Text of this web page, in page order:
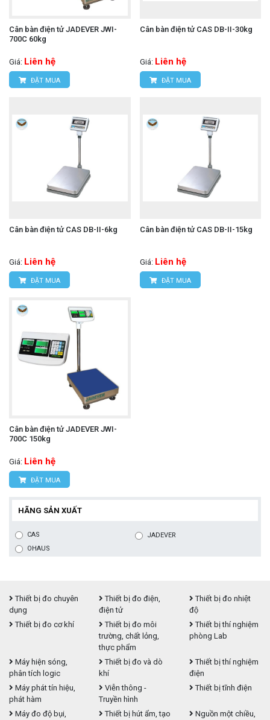
Cân bàn điện tử JADEVER JWI-
700C 60kg
Giá: Liên hệ
ĐẶT MUA
Cân bàn điện tử CAS DB-II-30kg
Giá: Liên hệ
ĐẶT MUA
Cân bàn điện tử CAS DB-II-6kg
Giá: Liên hệ
ĐẶT MUA
Cân bàn điện tử CAS DB-II-15kg
Giá: Liên hệ
ĐẶT MUA
Cân bàn điện tử JADEVER JWI-
700C 150kg
Giá: Liên hệ
ĐẶT MUA
HÃNG SẢN XUẤT
CAS
JADEVER
OHAUS
Thiết bị đo chuyên
dụng
Thiết bị đo điện,
điện tử
Thiết bị đo nhiệt
độ
Thiết bị đo cơ khí
Thiết bị đo môi
trường, chất lỏng,
thực phẩm
Thiết bị thí nghiệm
phòng Lab
Máy hiện sóng,
phân tích logic
Thiết bị đo và dò
khí
Thiết bị thí nghiệm
điện
Máy phát tín hiệu,
phát hàm
Viễn thông -
Truyền hình
Thiết bị tĩnh điện
Máy đo độ bụi,
Thiết bị hút ẩm, tạo
Nguồn một chiều,